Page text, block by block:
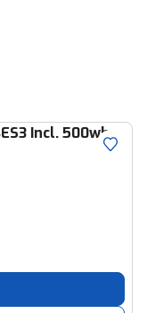
Incl. 500wh